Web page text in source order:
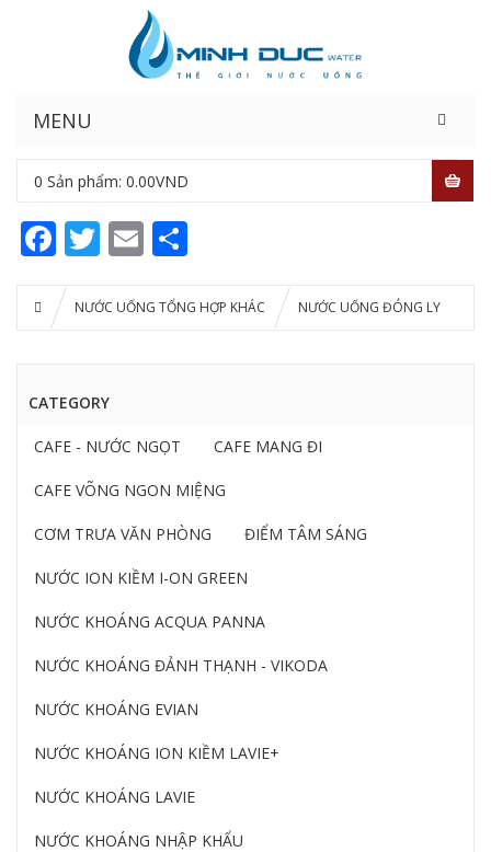
MENU
0 Sản phẩm: 0.00VND
Facebook
Twitter
Email
NƯỚC UỐNG TỔNG HỢP KHÁC NƯỚC UỐNG ĐÓNG LY
CATEGORY
CAFE - NƯỚC NGỌT CAFE MANG ĐI
CAFE VÕNG NGON MIỆNG
CƠM TRƯA VĂN PHÒNG ĐIỂM TÂM SÁNG
NƯỚC ION KIỀM I-ON GREEN
NƯỚC KHOÁNG ACQUA PANNA
NƯỚC KHOÁNG ĐẢNH THẠNH - VIKODA
NƯỚC KHOÁNG EVIAN
NƯỚC KHOÁNG ION KIỀM LAVIE+
NƯỚC KHOÁNG LAVIE
NƯỚC KHOÁNG NHẬP KHẨU